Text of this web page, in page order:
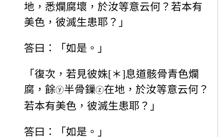
地，悉爛腐壞，於汝等意云何？若本有
美色，彼滅生患耶？」
答曰：「如是。」
「復次，若見彼姝[＊]息道骸骨青色爛
腐，餘ⓨ半骨鏁ⓩ在地，於汝等意云何？
若本有美色，彼滅生患耶？」
答曰：「如是。」